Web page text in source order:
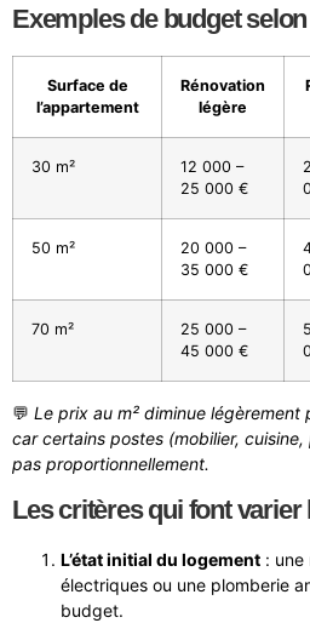
Exemples de budget
Surface de
l’appartement
Rénovation
légère
30 m²
12 000 –
25 000 €
50 m²
20 000 –
35 000 €
70 m²
25 000 –
45 000 €
💬 Le prix au m² diminue légèrement
car certains postes (mobilier,
pas proportionnellement.
Les critères qui font varier
L’état initial du logement : une
électriques ou une plomberie
budget.